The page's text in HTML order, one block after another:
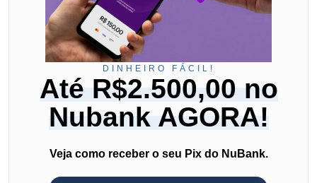
DINHEIRO FÁCIL!
Até R$2.500,00 no
Nubank AGORA!
Veja como receber o seu Pix do NuBank.